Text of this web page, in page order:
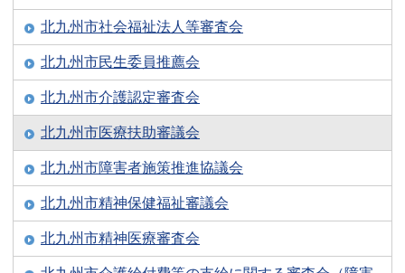
北九州市社会福祉法人等審査会
北九州市民生委員推薦会
北九州市介護認定審査会
北九州市医療扶助審議会
北九州市障害者施策推進協議会
北九州市精神保健福祉審議会
北九州市精神医療審査会